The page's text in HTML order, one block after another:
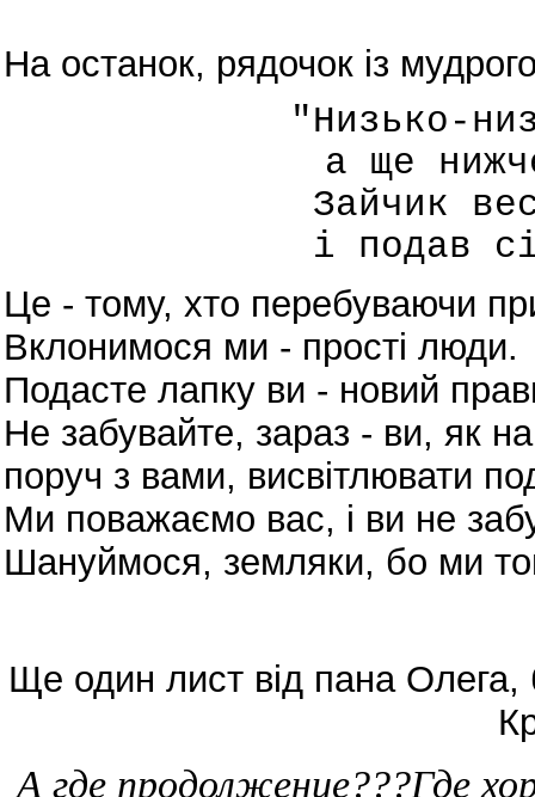
На останок, рядочок із
"Низько-
а ще
Зайчик
і подав
Це - тому, хто перебуваючи
Вклонимося ми - прості люди.
Подасте лапку ви - новий
Не забувайте, зараз - ви, як
поруч з вами, висвітлювати
Ми поважаємо вас, і ви не
Шануймося, земляки, бо ми
Ще один лист від пана
А где продолжение???Где